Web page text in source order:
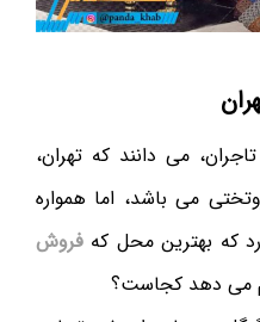
می دانند که تهران،
می باشد، اما همواره
که بهترین محل که فروش
می دهد کجاست؟